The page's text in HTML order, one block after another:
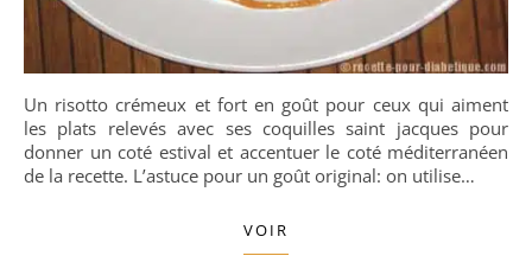
Un risotto crémeux et fort en goût pour ceux qui aiment
les plats relevés avec ses coquilles saint jacques pour
donner un coté estival et accentuer le coté méditerranéen
de la recette. L’astuce pour un goût original: on utilise…
VOIR